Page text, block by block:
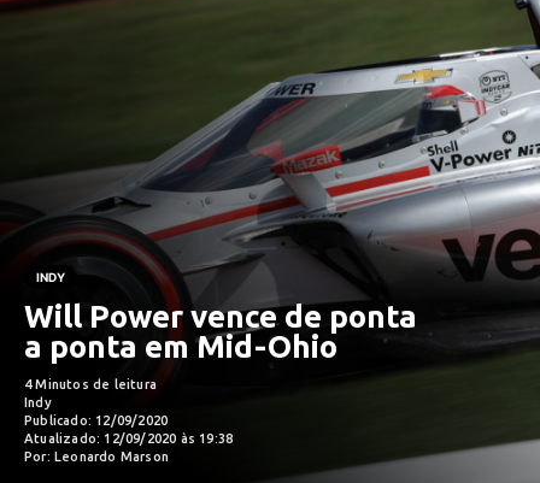
INDY
Will Power vence de ponta
a ponta em Mid-Ohio
4 Minutos de leitura
Indy
Publicado: 12/09/2020
Atualizado: 12/09/2020 às 19:38
Por: Leonardo Marson